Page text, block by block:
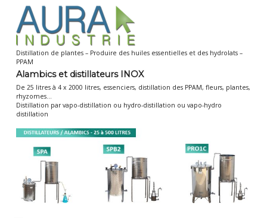
content
Distillation de plantes – Produire des huiles essentielles et des hydrolats –
PPAM
Alambics et distillateurs INOX
De 25 litres à 4 x 2000 litres, essenciers, distillation des PPAM, fleurs, plantes,
rhyzomes…
Distillation par vapo-distillation ou hydro-distillation ou vapo-hydro
distillation